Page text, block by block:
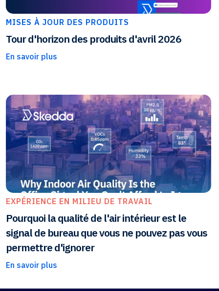
MISES À JOUR DES PRODUITS
Tour d'horizon des produits d'avril 2026
En savoir plus
EXPÉRIENCE EN MILIEU DE TRAVAIL
Pourquoi la qualité de l'air intérieur est le
signal de bureau que vous ne pouvez pas vous
permettre d'ignorer
En savoir plus